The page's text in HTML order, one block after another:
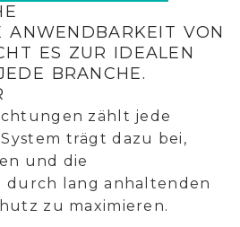
ANWENDBARKEIT VON
ES ZUR IDEALEN
BRANCHE.
zählt jede
trägt dazu bei,
und die
durch lang anhaltenden
zu maximieren.